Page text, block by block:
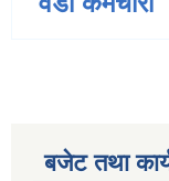
बजेट तथा